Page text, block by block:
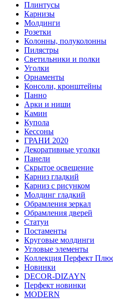
Плинтусы
Карнизы
Молдинги
Розетки
Колонны, полуколонны
Пилястры
Светильники и полки
Уголки
Орнаменты
Консоли, кронштейны
Панно
Арки и ниши
Камин
Купола
Кессоны
ГРАНИ 2020
Декоративные уголки
Панели
Скрытое освещение
Карниз гладкий
Карниз с рисунком
Молдинг гладкий
Обрамления зеркал
Обрамления дверей
Статуи
Постаменты
Круговые молдинги
Угловые элементы
Коллекция Перфект
Новинки
DECOR-DIZAYN
Перфект новинки
MODERN